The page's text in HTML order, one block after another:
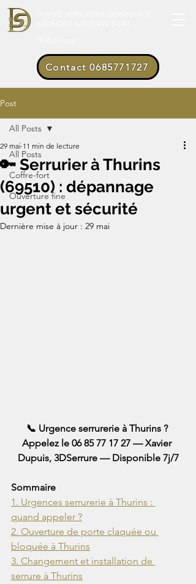
Contact 0685771727
Post
All Posts
Coffre-fort
Ouverture fine
All Posts
🔑 Serrurier à Thurins
(69510) : dépannage
urgent et sécurité
29 mai 11 min de lecture
Dernière mise à jour : 29 mai
📞 Urgence serrurerie à Thurins ?
Appelez le 06 85 77 17 27 — Xavier
Dupuis, 3DSerrure — Disponible 7j/7
Sommaire
1. Urgences serrurerie à Thurins :
quand appeler ?
2. Ouverture de porte claquée ou
bloquée à Thurins
3. Changement et installation de
serrure à Thurins